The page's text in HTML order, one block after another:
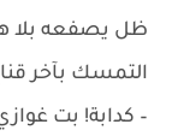
ظل يصفعه بلا
التمسك بآخر
– كدابة! بت